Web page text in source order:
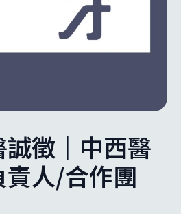
誠徵｜中西醫
人/合作團